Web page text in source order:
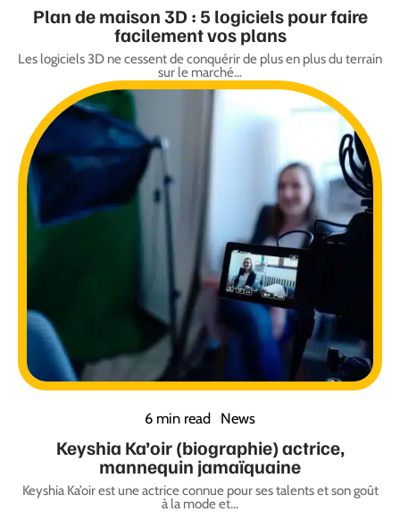
Plan de maison 3D : 5 logiciels pour faire
facilement vos plans
Les logiciels 3D ne cessent de conquérir de plus en plus du terrain
sur le marché…
6 min read News
Keyshia Ka’oir (biographie) actrice,
mannequin jamaïquaine
Keyshia Ka’oir est une actrice connue pour ses talents et son goût
à la mode et…